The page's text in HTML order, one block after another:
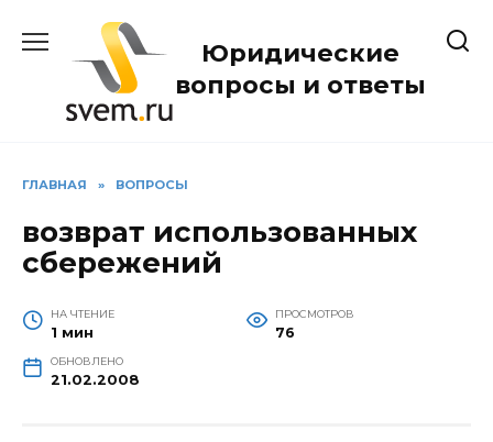
содержанию
Юридические
вопросы и ответы
ГЛАВНАЯ » ВОПРОСЫ
возврат использованных
сбережений
НА ЧТЕНИЕ
1 мин
ПРОСМОТРОВ
76
ОБНОВЛЕНО
21.02.2008